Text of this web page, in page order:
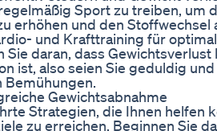
Sport zu treiben, um
erhöhen und den Stoffwechsel
und Krafttraining für
Sie daran, dass Gewichtsverlust
ist, also seien Sie geduldig
Bemühungen.
Gewichtsabnahme
Strategien, die Ihnen helfen
zu erreichen. Beginnen Sie